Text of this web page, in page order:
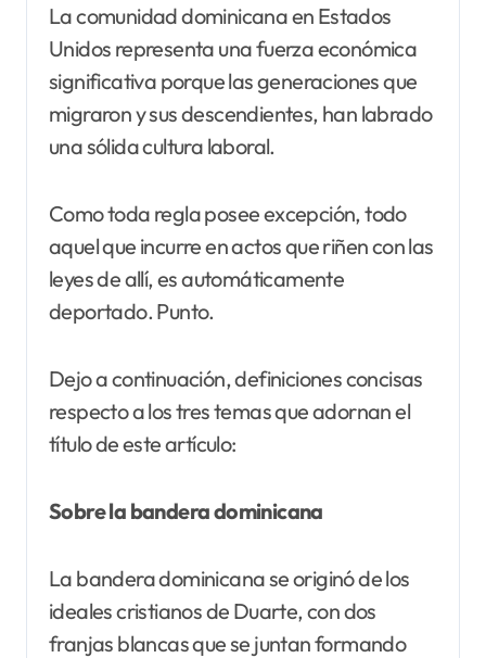
La comunidad dominicana en Estados
Unidos representa una fuerza económica
significativa porque las generaciones que
migraron y sus descendientes, han labrado
una sólida cultura laboral.
Como toda regla posee excepción, todo
aquel que incurre en actos que riñen con las
leyes de allí, es automáticamente
deportado. Punto.
Dejo a continuación, definiciones concisas
respecto a los tres temas que adornan el
título de este artículo:
Sobre la bandera dominicana
La bandera dominicana se originó de los
ideales cristianos de Duarte, con dos
franjas blancas que se juntan formando